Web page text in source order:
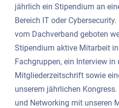
jährlich ein Stipendium an
Bereich IT oder
vom Dachverband geboten
Stipendium aktive Mitarbeit
Fachgruppen, ein Interview in
Mitgliederzeitschrift sowie
unserem jährlichen
und Networking mit unseren